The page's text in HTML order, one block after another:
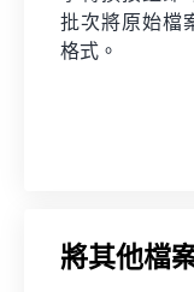
批次將原始檔
格式。
將其他檔